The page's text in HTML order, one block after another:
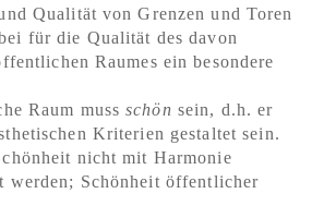
Qualität von Grenzen und Toren
für die Qualität des davon
Raumes ein besondere
Raum mussschön sein, d.h. er
Kriterien gestaltet sein.
nicht mit Harmonie
werden; Schönheit öffentlicher